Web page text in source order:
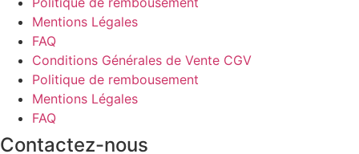
Mentions Légales
FAQ
Conditions Générales de Vente CGV
Politique de rembousement
Mentions Légales
FAQ
Contactez-nous